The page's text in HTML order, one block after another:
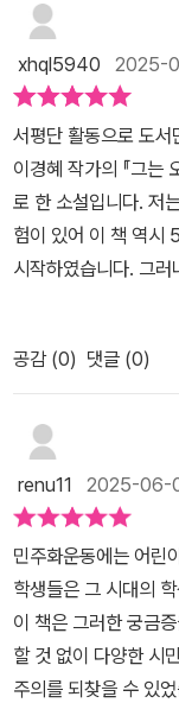
의 첫 데이트 약속이
과, 순미에게 오지 못
고 인호를 기다리고
저 무고한 일반시민이
순미와의 약속을 지키
폭력으로 시위하고
사람들은 그 중 그 무
연대하는 이들과 함
의지로 그 곳에 나갔
가진 마음이었을 것
수 있는 일이었다는 작
기였으면 좋았으련
슴이 답답하고 내가
때마다 4.3을 떠올린
도 사람들에게는
겠지. 이유 없이 정부
생당한 사람들을 생
에도 지켜내야 하는
우리… 그런 가치에 대
xhql5940 2025-
서평단 활동으로 도
이경혜 작가의 『그는
로 한 소설입니다. 저
험이 있어 이 책 역시
시작하였습니다. 그
상이 그려져 있었습
이 아니라, 현재에도
과 그로 인한 개인의
다. 이경혜는 이러한
과거의 사건이 아니
의미를 지닌다는 점을
점은, 우리가 잊지 말
를 기억하는 것이 얼
살아갔을 뿐인 소년이
습니다.
공감 (0) 댓글 (0)
renu11 2025-06-
민주화운동에는 어린
학생들은 그 시대의
이 책은 그러한 궁금
할 것 없이 다양한 시
주의를 되찾을 수 있